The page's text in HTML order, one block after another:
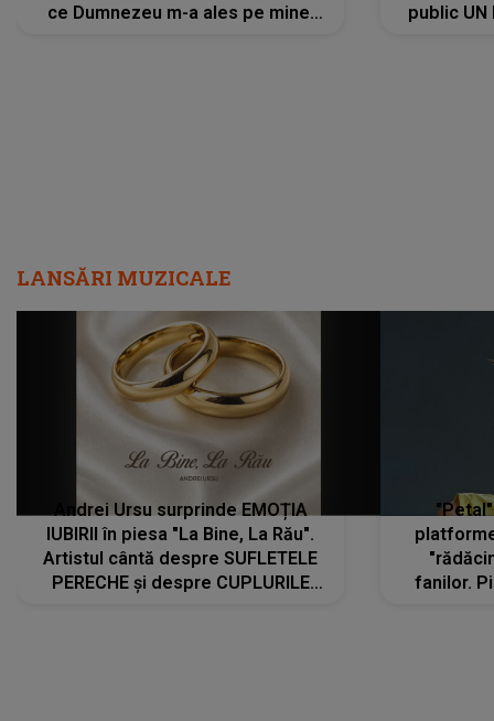
ce Dumnezeu m-a ales pe mine.
public UN
LANSĂRI MUZICALE
Andrei Ursu surprinde EMOȚIA
IUBIRII în piesa "La Bine, La Rău".
Artistul cântă despre SUFLETELE
PERECHE și despre CUPLURILE
fanilor.